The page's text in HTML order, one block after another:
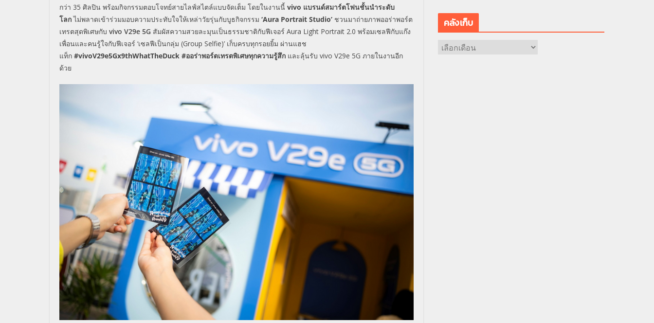
กว่า 35 ศิลปิน พร้อมกิจกรรมตอบโจทย์สายไลฟ์สไตล์แบบจัดเต็ม โดยในงานนี้ vivo แบรนด์สมาร์ตโฟนชั้นนำระดับ
โลกไม่พลาดเข้าร่วมมอบความประทับใจให้เหล่าวัยรุ่นกับบูธกิจกรรม ‘Aura Portrait Studio’ ชวนมาถ่ายภาพออร่าพอร์ต
เทรตสุดพิเศษกับ vivo V29e 5G สัมผัสความสวยละมุนเป็นธรรมชาติกับฟีเจอร์ Aura Light Portrait 2.0 พร้อมเซลฟีกับแก๊ง
เพื่อนและคนรู้ใจกับฟีเจอร์ ‘เซลฟีเป็นกลุ่ม (Group Selfie)’ เก็บครบทุกรอยยิ้ม ผ่านแฮช
แท็ก #vivoV29e5Gx9thWhatTheDuck #ออร่าพอร์ตเทรตพิเศษทุกความรู้สึก และลุ้นรับ vivo V29e 5G ภายในงานอีก
ด้วย
คลังเก็บ